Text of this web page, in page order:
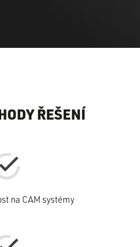
ŘEŠENÍ
na CAM systémy